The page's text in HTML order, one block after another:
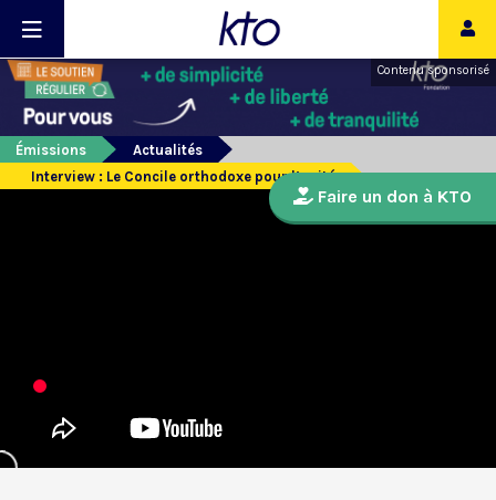
Contenu sponsorisé
Émissions
Actualités
Interview : Le Concile orthodoxe pour l’unité
Faire un don à KTO